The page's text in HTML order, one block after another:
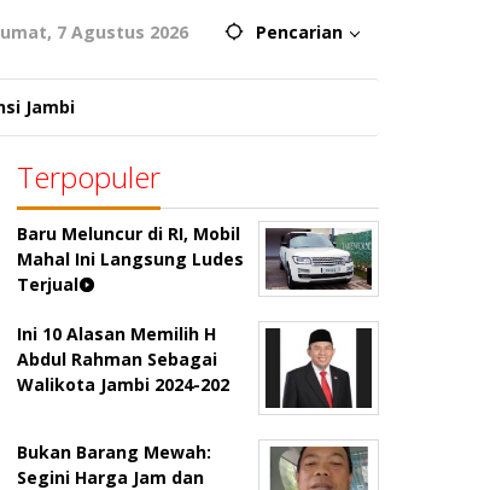
7 Agustus 2026 Pencarian
Jambi
Terpopuler
Baru Meluncur di RI, Mobil
Mahal Ini Langsung Ludes
Terjual
Ini 10 Alasan Memilih H
Abdul Rahman Sebagai
Walikota Jambi 2024-202
Bukan Barang Mewah:
Segini Harga Jam dan